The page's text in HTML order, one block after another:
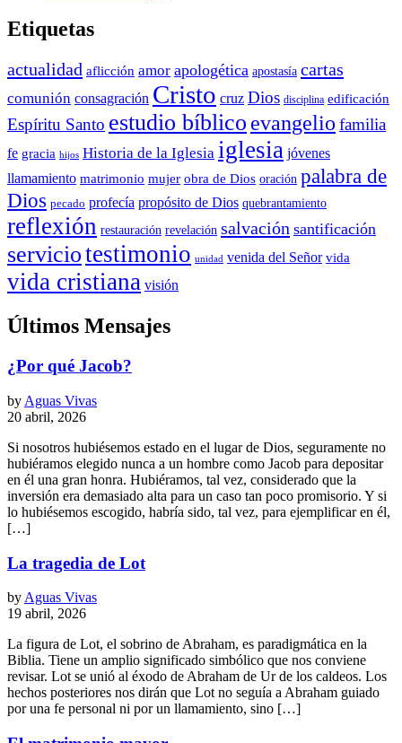
Etiquetas
actualidad aflicción amor apologética apostasía cartas
comunión consagración Cristo cruz Dios disciplina edificación
Espíritu Santo estudio bíblico evangelio familia
fe gracia hijos Historia de la Iglesia iglesia jóvenes
llamamiento matrimonio mujer obra de Dios oración palabra de
Dios pecado profecía propósito de Dios quebrantamiento
reflexión restauración revelación salvación santificación
serviciotestimonio unidad venida del Señor vida
vida cristiana visión
Últimos Mensajes
¿Por qué Jacob?
by Aguas Vivas
20 abril, 2026
Si nosotros hubiésemos estado en el lugar de Dios, seguramente no
hubiéramos elegido nunca a un hombre como Jacob para depositar
en él una gran honra. Hubiéramos, tal vez, considerado que la
inversión era demasiado alta para un caso tan poco promisorio. Y si
lo hubiésemos escogido, habría sido, tal vez, para ejemplificar en él,
[…]
La tragedia de Lot
by Aguas Vivas
19 abril, 2026
La figura de Lot, el sobrino de Abraham, es paradigmática en la
Biblia. Tiene un amplio significado simbólico que nos conviene
revisar. Lot se unió al éxodo de Abraham de Ur de los caldeos. Los
hechos posteriores nos dirán que Lot no seguía a Abraham guiado
por una fe personal ni por un llamamiento, sino […]